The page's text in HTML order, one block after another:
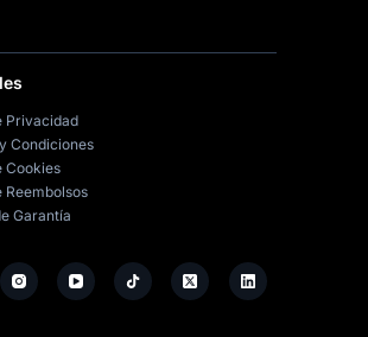
Privacidad
Condiciones
Cookies
Reembolsos
Garantía